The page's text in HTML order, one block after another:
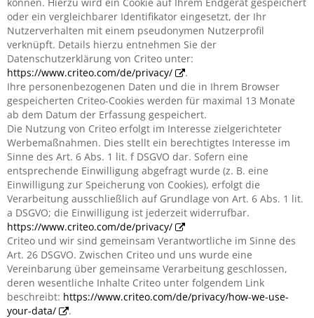
oder ein vergleichbarer Identifikator eingesetzt, der Ihr
Nutzerverhalten mit einem pseudonymen Nutzerprofil
verknüpft. Details hierzu entnehmen Sie der
Datenschutzerklärung von Criteo unter:
https://www.criteo.com/de/privacy/
.
Ihre personenbezogenen Daten und die in Ihrem Browser
gespeicherten Criteo-Cookies werden für maximal 13 Monate
ab dem Datum der Erfassung gespeichert.
Die Nutzung von Criteo erfolgt im Interesse zielgerichteter
Werbemaßnahmen. Dies stellt ein berechtigtes Interesse im
Sinne des Art. 6 Abs. 1 lit. f DSGVO dar. Sofern eine
entsprechende Einwilligung abgefragt wurde (z. B. eine
Einwilligung zur Speicherung von Cookies), erfolgt die
Verarbeitung ausschließlich auf Grundlage von Art. 6 Abs. 1 lit.
a DSGVO; die Einwilligung ist jederzeit widerrufbar.
https://www.criteo.com/de/privacy/
Criteo und wir sind gemeinsam Verantwortliche im Sinne des
Art. 26 DSGVO. Zwischen Criteo und uns wurde eine
Vereinbarung über gemeinsame Verarbeitung geschlossen,
deren wesentliche Inhalte Criteo unter folgendem Link
beschreibt: https://www.criteo.com/de/privacy/how-we-use-
your-data/
.